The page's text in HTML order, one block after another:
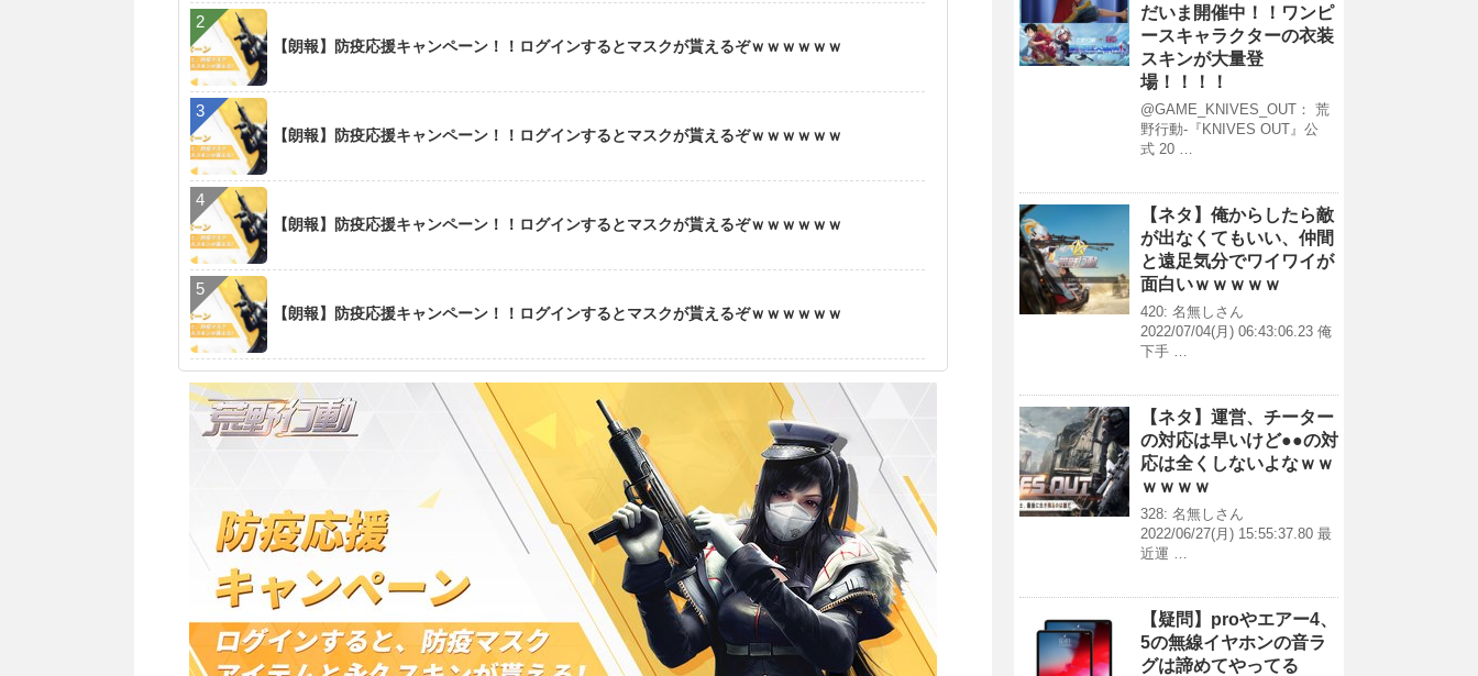
【朗報】防疫応援キャンペーン！！ログインするとマスクが貰えるぞｗｗｗｗｗｗ
【朗報】防疫応援キャンペーン！！ログインするとマスクが貰えるぞｗｗｗｗｗｗ
【朗報】防疫応援キャンペーン！！ログインするとマスクが貰えるぞｗｗｗｗｗｗ
【朗報】防疫応援キャンペーン！！ログインするとマスクが貰えるぞｗｗｗｗｗｗ
だいま開催中！！ワンピ
ースキャラクターの衣装
スキンが大量登
場！！！！
@GAME_KNIVES_OUT： 荒
野行動-『KNIVES OUT』公
式 20 …
【ネタ】俺からしたら敵
が出なくてもいい、仲間
と遠足気分でワイワイが
面白いｗｗｗｗｗ
420: 名無しさん
2022/07/04(月) 06:43:06.23 俺
下手 …
【ネタ】運営、チーター
の対応は早いけど●●の対
応は全くしないよなｗｗ
ｗｗｗｗ
328: 名無しさん
2022/06/27(月) 15:55:37.80 最
近運 …
【疑問】proやエアー4、
5の無線イヤホンの音ラ
グは諦めてやってる